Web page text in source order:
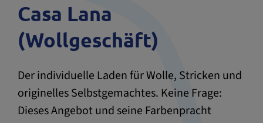
Casa Lana
(Wollgeschäft)
Der individuelle Laden für Wolle, Stricken und
originelles Selbstgemachtes. Keine Frage:
Dieses Angebot und seine Farbenpracht